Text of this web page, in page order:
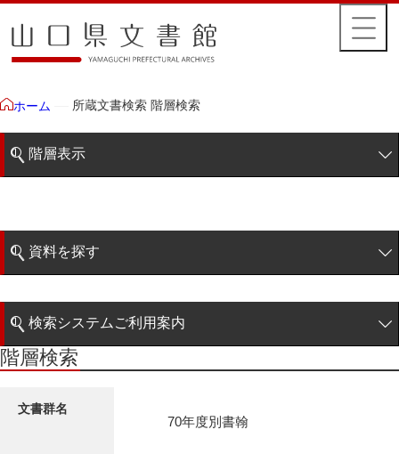
ホーム 所蔵文書検索 階層検索
階層表示
藩政文書
2柳営
資料を探す
階層検索
検索システムご利用案内
検索システムの利用について
更新履歴
階層検索
文書群名
70年度別書翰